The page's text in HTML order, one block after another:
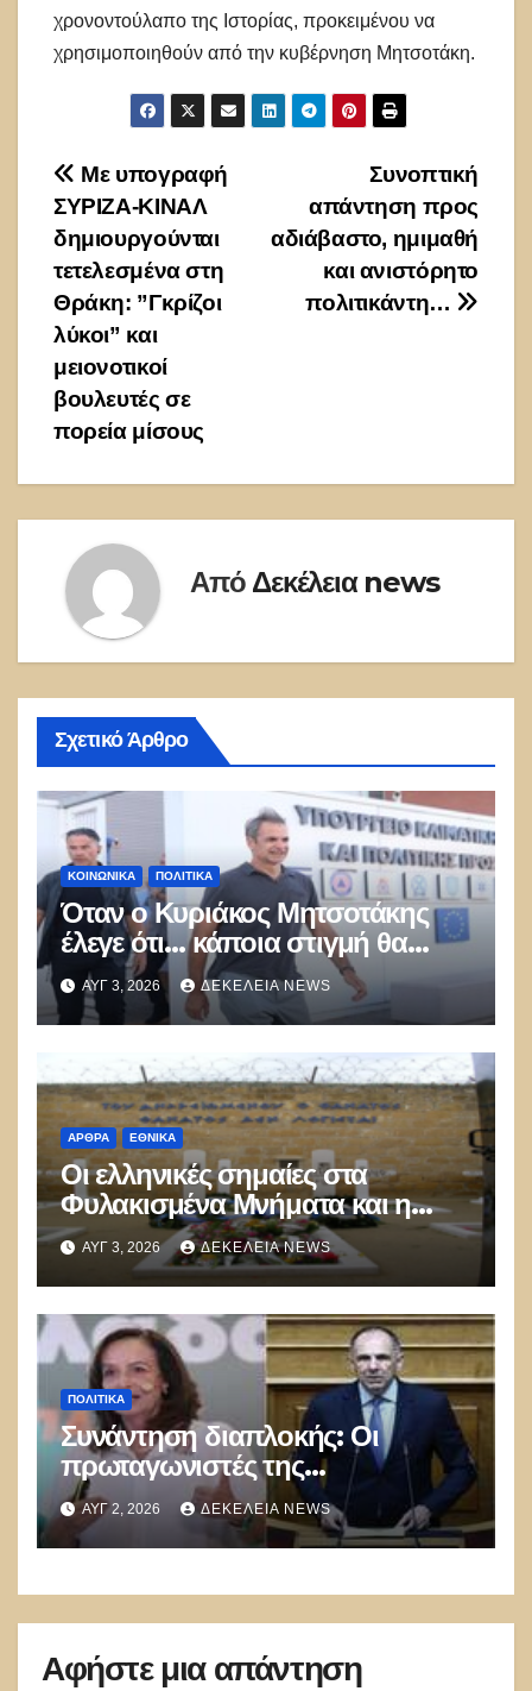
χρονοντούλαπο της Ιστορίας, προκειμένου να
χρησιμοποιηθούν από την κυβέρνηση Μητσοτάκη.
Πλοήγηση
άρθρων
Συνοπτική
απάντηση προς
αδιάβαστο, ημιμαθή
και ανιστόρητο
πολιτικάντη…
Με υπογραφή
ΣΥΡΙΖΑ-ΚΙΝΑΛ
δημιουργούνται
τετελεσμένα στη
Θράκη: ”Γκρίζοι
λύκοι” και
μειονοτικοί
βουλευτές σε
πορεία μίσους
Από Δεκέλεια news
Σχετικό Άρθρο
ΚΟΙΝΩΝΙΚΑ ΠΟΛΙΤΙΚΑ
Όταν ο Κυριάκος Μητσοτάκης
έλεγε ότι… κάποια στιγμή θα
καούν τα δάση
ΑΥΓ 3, 2026 ΔΕΚΈΛΕΙΑ NEWS
ΑΡΘΡΑ ΕΘΝΙΚΑ
Οι ελληνικές σημαίες στα
Φυλακισμένα Μνήματα και η
λήθη των δικών μας παιδιών
ΑΥΓ 3, 2026 ΔΕΚΈΛΕΙΑ NEWS
ΠΟΛΙΤΙΚΑ
Συνάντηση διαπλοκής: Οι
πρωταγωνιστές της
Γ.Γεραπετρίτης,
Α.Διαμαντοπούλου και
Μ.Χριστοδουλάκης την
ΑΥΓ 2, 2026 ΔΕΚΈΛΕΙΑ NEWS
Αφήστε μια απάντηση